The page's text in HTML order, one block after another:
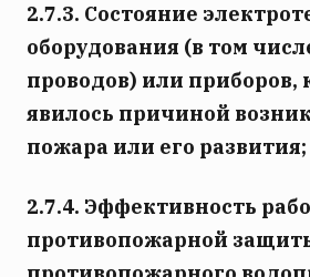
2.7.3. Состояние
оборудования (в том
проводов) или приборов,
явилось причиной
пожара или его развития;
2.7.4. Эффективность
противопожарной